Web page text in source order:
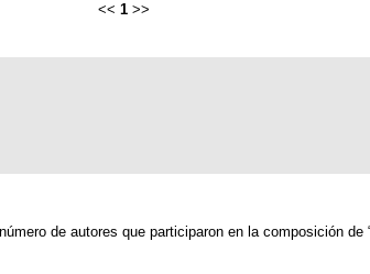
<< 1 >>
de autores que participaron en la composición